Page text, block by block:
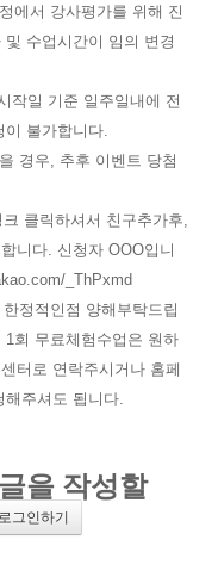
에서 강사평가를 위해 진
수업시간이 임의 변경
작일 기준 일주일내에 전
불가합니다.
경우, 추후 이벤트 당첨
클릭하셔서 친구추가후,
니다. 신청자 OOO입니
_ThPxmd
정적인점 양해부탁드립
회 무료체험수업은 원하
터로 연락주시거나 홈페
주셔도 됩니다.